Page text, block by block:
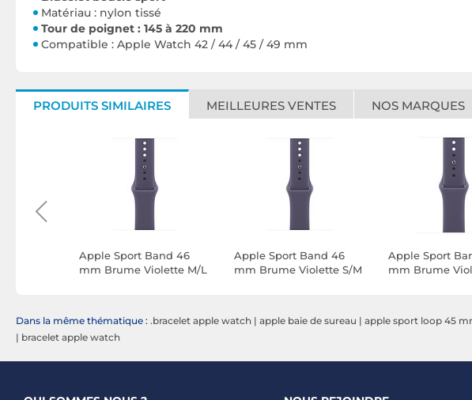
Matériau : nylon tissé
Tour de poignet : 145 à 220 mm
Compatible : Apple Watch 42 / 44 / 45 / 49 mm
PRODUITS SIMILAIRES MEILLEURES VENTES NOS MARQUES
Apple Sport Band 46
mm Brume Violette M/L
Apple Sport Band 46
mm Brume Violette S/M
Apple Sport
mm Brume
Dans la même thématique : .bracelet apple watch | apple baie de sureau | apple sport loop 45
| bracelet apple watch